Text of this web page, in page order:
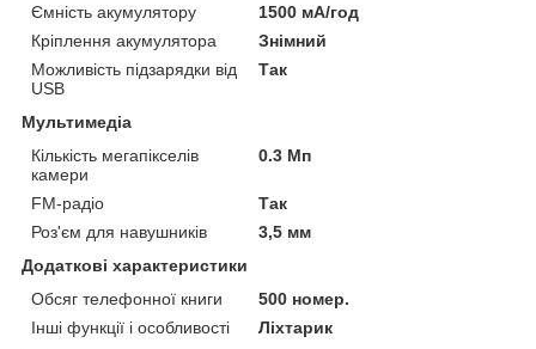
Ємність акумулятору
1500 мА/год
Кріплення акумулятора
Знімний
Можливість підзарядки від
USB
Так
Мультимедіа
Кількість мегапікселів
камери
0.3 Мп
FM-радіо
Так
Роз'єм для навушників
3,5 мм
Додаткові характеристики
Обсяг телефонної книги
500 номер.
Інші функції і особливості
Ліхтарик